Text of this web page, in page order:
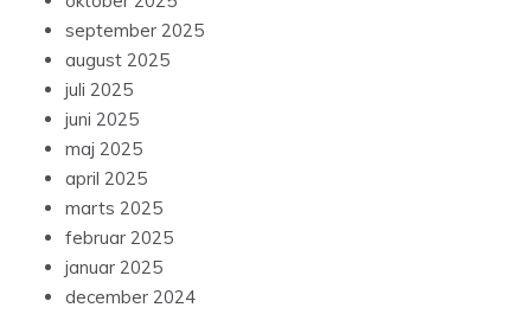
september 2025
august 2025
juli 2025
juni 2025
maj 2025
april 2025
marts 2025
februar 2025
januar 2025
december 2024